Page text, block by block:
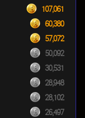
107,061
60,380
57,072
50,092
30,531
28,948
28,102
26,497